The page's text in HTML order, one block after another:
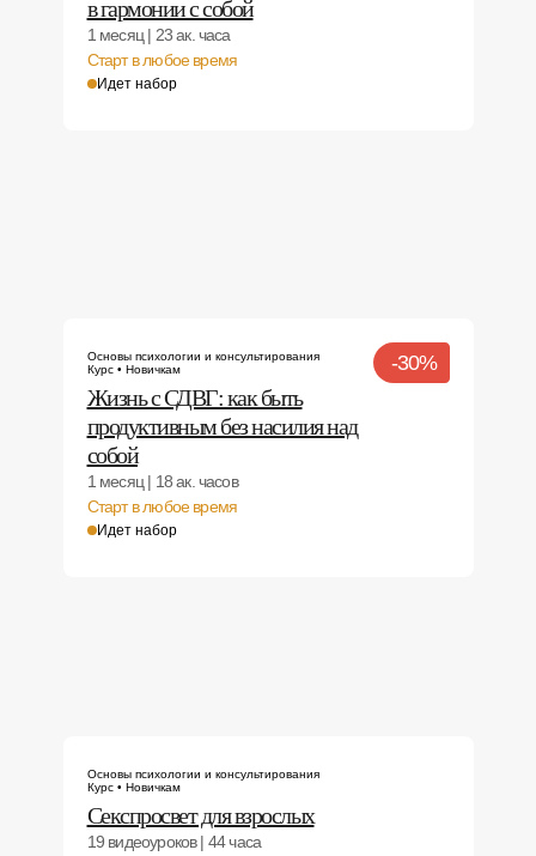
в гармонии с собой
1 месяц | 23 ак. часа
Старт в любое время
Идет набор
Основы психологии и консультирования
Курс • Новичкам
-30%
Жизнь с СДВГ: как быть
продуктивным без насилия над
собой
1 месяц | 18 ак. часов
Старт в любое время
Идет набор
Основы психологии и консультирования
Курс • Новичкам
Секспросвет для взрослых
19 видеоуроков | 44 часа